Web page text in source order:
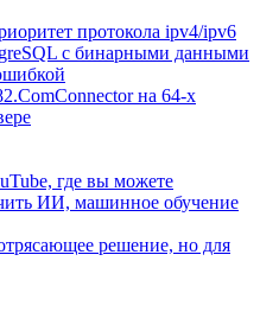
протокола ipv4/ipv6
с бинарными данными
на 64-х
где вы можете
ИИ, машинное обучение
решение, но для